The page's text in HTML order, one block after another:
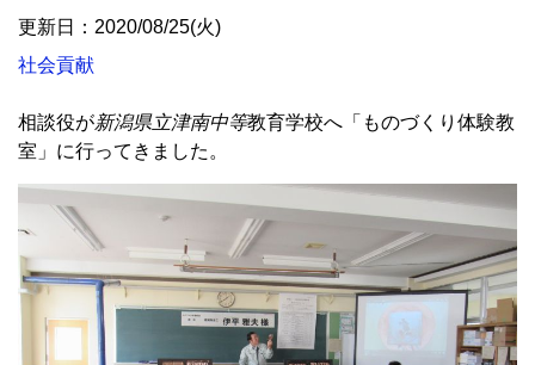
更新日：2020/08/25(火)
社会貢献
相談役が新潟県立津南中等教育学校へ「ものづくり体験教
室」に行ってきました。